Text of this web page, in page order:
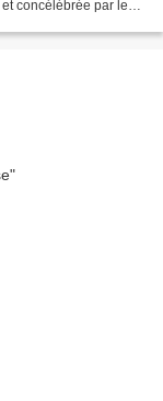
concélébrée par les